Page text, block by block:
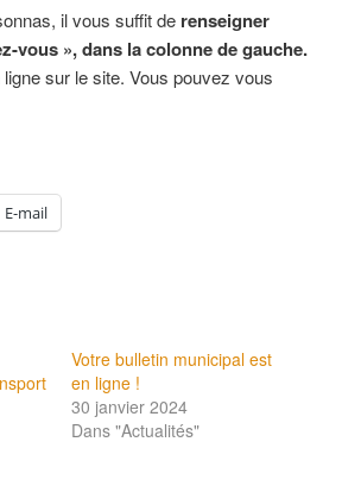
il vous suffit de renseigner
vous », dans la colonne de gauche.
sur le site. Vous pouvez vous
E-mail
Votre bulletin municipal est
en ligne !
30 janvier 2024
Dans "Actualités"